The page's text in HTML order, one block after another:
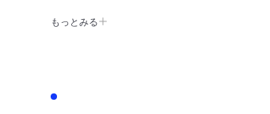
もっとみる